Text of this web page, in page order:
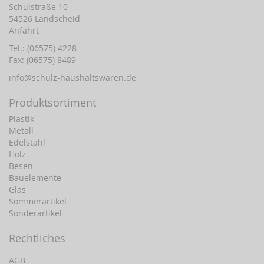
Schulstraße 10
54526 Landscheid
Anfahrt
Tel.: (06575) 4228
Fax: (06575) 8489
info@schulz-haushaltswaren.de
Produktsortiment
Plastik
Metall
Edelstahl
Holz
Besen
Bauelemente
Glas
Sommerartikel
Sonderartikel
Rechtliches
AGB